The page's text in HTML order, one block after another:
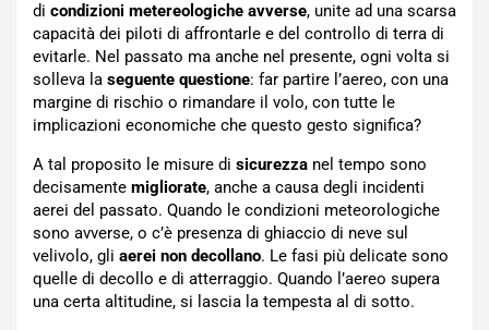
di condizioni metereologiche avverse, unite ad una scarsa
capacità dei piloti di affrontarle e del controllo di terra di
evitarle. Nel passato ma anche nel presente, ogni volta si
solleva la seguente questione: far partire l’aereo, con una
margine di rischio o rimandare il volo, con tutte le
implicazioni economiche che questo gesto significa?
A tal proposito le misure di sicurezza nel tempo sono
decisamente migliorate, anche a causa degli incidenti
aerei del passato. Quando le condizioni meteorologiche
sono avverse, o c’è presenza di ghiaccio di neve sul
velivolo, gli aerei non decollano. Le fasi più delicate sono
quelle di decollo e di atterraggio. Quando l’aereo supera
una certa altitudine, si lascia la tempesta al di sotto.